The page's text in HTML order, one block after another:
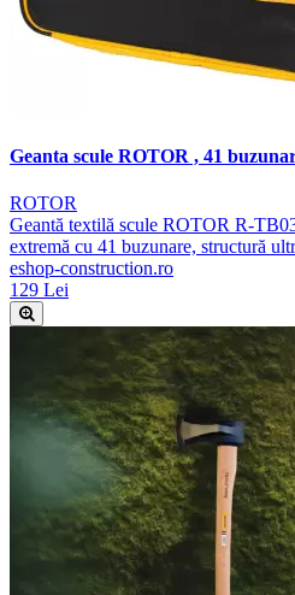
Geanta scule ROTOR , 41
ROTOR
Geantă textilă scule ROTOR R-
extremă cu 41 buzunare, structură
eshop-construction.ro
129 Lei